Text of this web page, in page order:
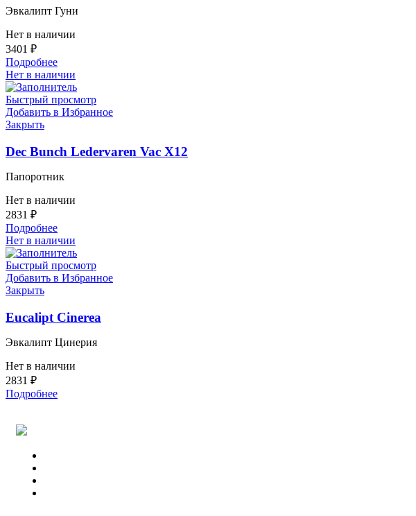
Эвкалипт Гуни
Нет в наличии
3401 ₽
Подробнее
Нет в наличии
Быстрый просмотр
Добавить в Избранное
Закрыть
Dec Bunch Ledervaren Vac X12
Папоротник
Нет в наличии
2831 ₽
Подробнее
Нет в наличии
Быстрый просмотр
Добавить в Избранное
Закрыть
Eucalipt Cinerea
Эвкалипт Цинерия
Нет в наличии
2831 ₽
Подробнее